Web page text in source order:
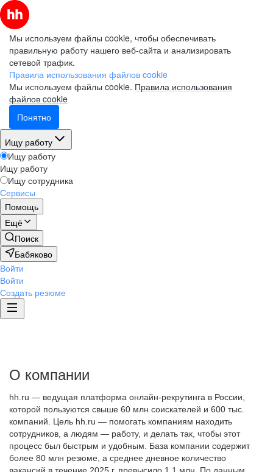
Мы используем файлы cookie, чтобы обеспечивать
правильную работу нашего веб-сайта и анализировать
сетевой трафик.
Правила использования файлов cookie
Мы используем файлы cookie. Правила использования
файлов cookie
Понятно
Ищу работу
Ищу работу
Ищу работу
Ищу сотрудника
Сервисы
Помощь
Ещё
Поиск
Бабяково
Войти
Войти
Создать резюме
О компании
hh.ru — ведущая платформа онлайн-рекрутинга в России,
которой пользуются свыше 60 млн соискателей и 600 тыс.
компаний. Цель hh.ru — помогать компаниям находить
сотрудников, а людям — работу, и делать так, чтобы этот
процесс был быстрым и удобным. База компании содержит
более 80 млн резюме, а среднее дневное количество